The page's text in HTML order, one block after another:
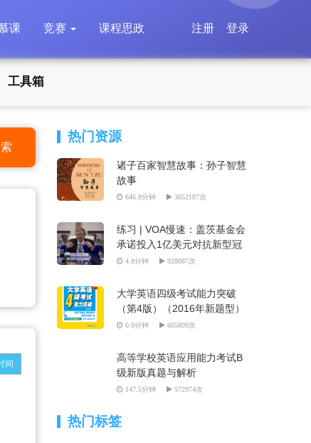
课 竞赛 课程思政 登录
注册
工具箱
间
热门资源
诸子百家智慧故事：孙子智慧
故事
646.8分钟 3652187次
练习 | VOA慢速：盖茨基金会
承诺投入1亿美元对抗新型冠
状病毒
4.8分钟 928087次
大学英语四级考试能力突破
（第4版）（2016年新题型）
0.0分钟 605809次
高等学校英语应用能力考试B
级新版真题与解析
147.5分钟 572974次
热门标签